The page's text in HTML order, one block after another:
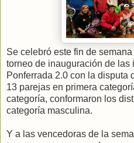
Se celebró este fin de
torneo de inauguración de
Ponferrada 2.0 con la disputa
13 parejas en primera
categoría, conformaron los
categoría masculina.
Y a las vencedoras de la